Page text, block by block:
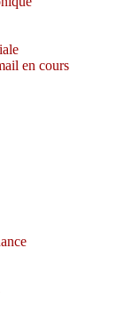
en cours